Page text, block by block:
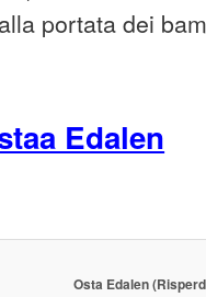
portata dei
Edalen
Osta Edalen